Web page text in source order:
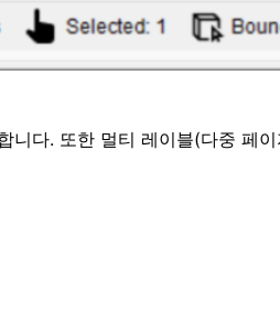
다. 또한 멀티 레이블(다중 페